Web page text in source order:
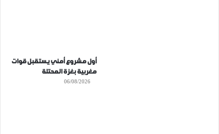
أول مشروع أمني يستقبل قوات
مغربية بغزة المحتلة
06/08/2026